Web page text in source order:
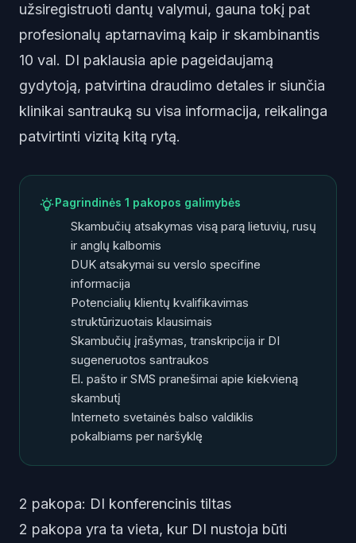
užsiregistruoti dantų valymui, gauna tokį pat
profesionalų aptarnavimą kaip ir skambinantis
10 val. DI paklausia apie pageidaujamą
gydytoją, patvirtina draudimo detales ir siunčia
klinikai santrauką su visa informacija, reikalinga
patvirtinti vizitą kitą rytą.
Pagrindinės 1 pakopos galimybės
Skambučių atsakymas visą parą lietuvių, rusų
ir anglų kalbomis
DUK atsakymai su verslo specifine
informacija
Potencialių klientų kvalifikavimas
struktūrizuotais klausimais
Skambučių įrašymas, transkripcija ir DI
sugeneruotos santraukos
El. pašto ir SMS pranešimai apie kiekvieną
skambutį
Interneto svetainės balso valdiklis
pokalbiams per naršyklę
2 pakopa: DI konferencinis tiltas
2 pakopa yra ta vieta, kur DI nustoja būti